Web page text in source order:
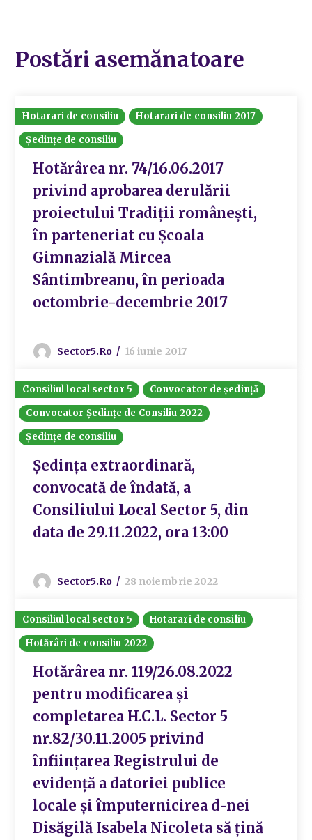
Postări asemănatoare
Hotarari de consiliu
Hotarari de consiliu 2017
Ședințe de consiliu
Hotărârea nr. 74/16.06.2017
privind aprobarea derulării
proiectului Tradiții românești,
în parteneriat cu Școala
Gimnazială Mircea
Sântimbreanu, în perioada
octombrie-decembrie 2017
Sector5.ro 16 iunie 2017
Consiliul local sector 5
Convocator de ședință
Convocator Ședințe de Consiliu 2022
Ședințe de consiliu
Ședința extraordinară,
convocată de îndată, a
Consiliului Local Sector 5, din
data de 29.11.2022, ora 13:00
Sector5.ro 28 noiembrie 2022
Consiliul local sector 5
Hotarari de consiliu
Hotărâri de consiliu 2022
Hotărârea nr. 119/26.08.2022
pentru modificarea și
completarea H.C.L. Sector 5
nr.82/30.11.2005 privind
înființarea Registrului de
evidență a datoriei publice
locale și împuternicirea d-nei
Disăgilă Isabela Nicoleta să țină